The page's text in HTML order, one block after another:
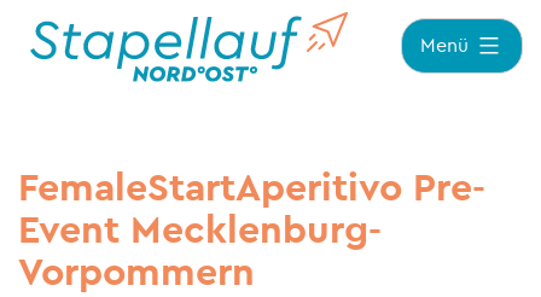
Inhalt
Menü
FemaleStartAperitivo Pre-
Event Mecklenburg-
Vorpommern